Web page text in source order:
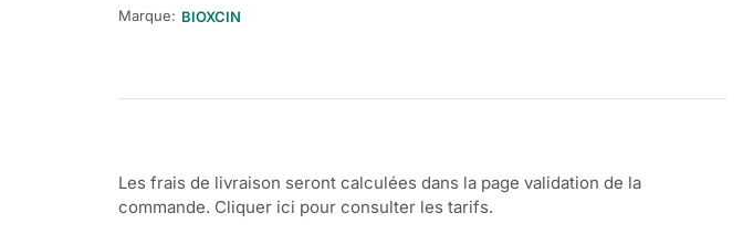
Marque: BIOXCIN
Les frais de livraison seront calculées dans la page validation de la
commande. Cliquer ici pour consulter les tarifs.